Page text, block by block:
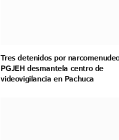
Tres detenidos por
PGJEH desmantela centro de
videovigilancia en Pachuca